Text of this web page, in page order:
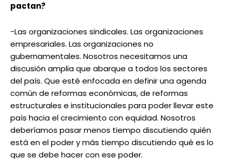
pactan?
-Las organizaciones sindicales. Las organizaciones
empresariales. Las organizaciones no
gubernamentales. Nosotros necesitamos una
discusión amplia que abarque a todos los sectores
del país. Que esté enfocada en definir una agenda
común de reformas económicas, de reformas
estructurales e institucionales para poder llevar este
país hacia el crecimiento con equidad. Nosotros
deberíamos pasar menos tiempo discutiendo quién
está en el poder y más tiempo discutiendo qué es lo
que se debe hacer con ese poder.